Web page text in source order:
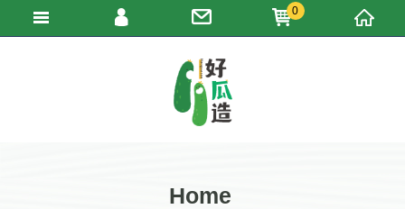
Home
0
會員登入
加入會員
訂單查詢